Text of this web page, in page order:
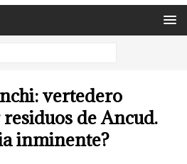
vertedero
de Ancud.
inminente?